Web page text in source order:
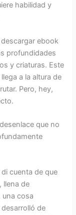
habilidad y
ebook
profundidades
y criaturas. Este
a la altura de
Pero, hey,
que no
cuenta de que
llena de
cosa
de